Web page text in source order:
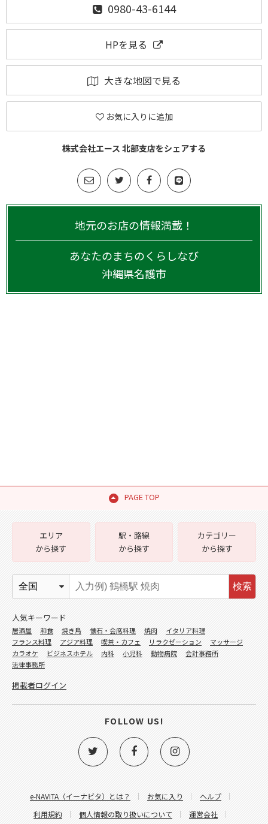
0980-43-6144
HPを見る
大きな地図で見る
お気に入りに追加
株式会社エース 北部支店をシェアする
地元のお店の情報満載！
あなたのまちのくらしなび
沖縄県名護市
PAGE TOP
e-NAVITA（イーナビタ）とは？ お気に入り
ヘルプ
利用規約
個人情報の取り扱いについて 運営会社
エリア
から探す
駅・路線
から探す
カテゴリー
から探す
検索
人気キーワード
居酒屋 和食 焼き鳥 懐石・会席料理 焼肉
イタリア料理
フランス料理
アジア料理 喫茶・カフェ リラクゼーション
マッサージ
カラオケ
ビジネスホテル 内科 小児科 動物病院
会計事務所
法律事務所
掲載者ログイン
FOLLOW US!